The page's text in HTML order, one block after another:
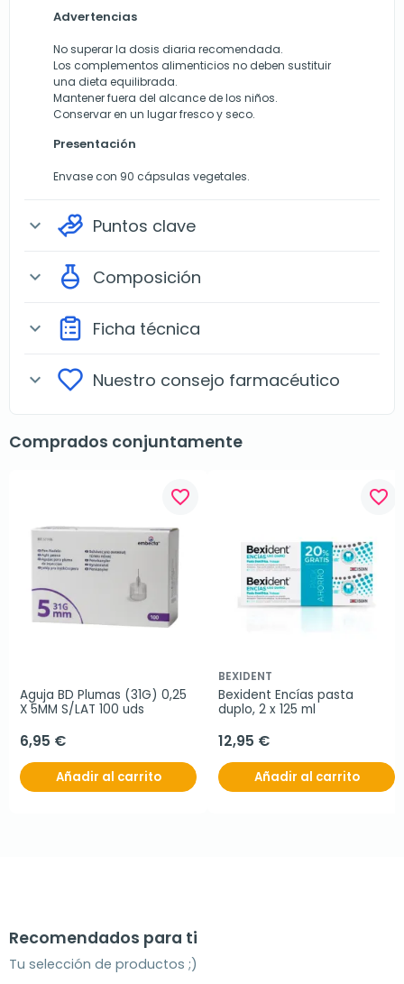
Advertencias
No superar la dosis diaria recomendada.
Los complementos alimenticios no deben sustituir
una dieta equilibrada.
Mantener fuera del alcance de los niños.
Conservar en un lugar fresco y seco.
Presentación
Envase con 90 cápsulas vegetales.
expand_more Puntos clave
expand_more Composición
expand_more Ficha técnica
expand_more Nuestro consejo farmacéutico
Comprados conjuntamente
favorite_border
Aguja BD Plumas (31G) 0,25
X 5MM S/LAT 100 uds
6,95 €
Añadir al carrito
favorite_border
BEXIDENT
Bexident Encías pasta
duplo, 2 x 125 ml
12,95 €
Añadir al carrito
Recomendados para ti
Tu selección de productos ;)